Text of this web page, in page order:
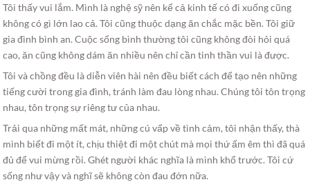
Tôi thấy vui lắm. Mình là nghệ sỹ nên kể cả kinh tế có đi xuống cũng
không có gì lớn lao cả. Tôi cũng thuộc dạng ăn chắc mặc bền. Tôi giữ
gia đình bình an. Cuộc sống bình thường tôi cũng không đòi hỏi quá
cao, ăn cũng không dám ăn nhiều nên chỉ cần tinh thần vui là được.
Tôi và chồng đều là diễn viên hài nên đều biết cách để tạo nên những
tiếng cười trong gia đình, tránh làm đau lòng nhau. Chúng tôi tôn trọng
nhau, tôn trọng sự riêng tư của nhau.
Trải qua những mất mát, những cú vấp về tình cảm, tôi nhận thấy, thà
mình biết đi một ít, chịu thiệt đi một chút mà mọi thứ ấm êm thì đã quá
đủ để vui mừng rồi. Ghét người khác nghĩa là mình khổ trước. Tôi cứ
sống như vậy và nghĩ sẽ không còn đau đớn nữa.